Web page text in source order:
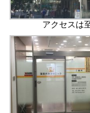
アクセスは